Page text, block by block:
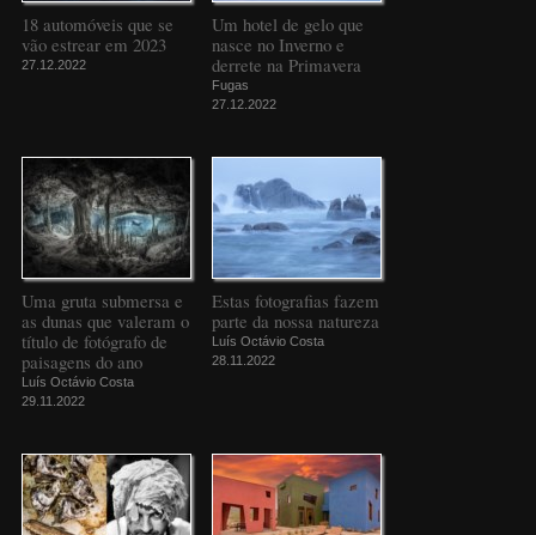
18 automóveis que se
vão estrear em 2023
27.12.2022
Um hotel de gelo que
nasce no Inverno e
derrete na Primavera
Fugas
27.12.2022
Uma gruta submersa e
as dunas que valeram o
título de fotógrafo de
paisagens do ano
Luís Octávio Costa
29.11.2022
Estas fotografias fazem
parte da nossa natureza
Luís Octávio Costa
28.11.2022